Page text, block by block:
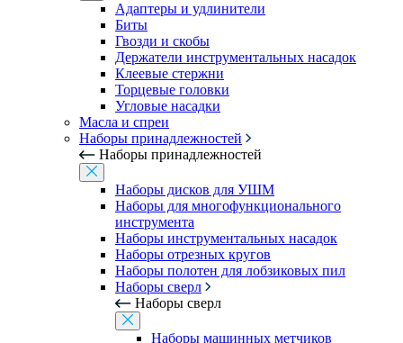
Адаптеры и удлинители
Биты
Гвозди и скобы
Держатели инструментальных насадок
Клеевые стержни
Торцевые головки
Угловые насадки
Масла и спреи
Наборы принадлежностей
Наборы принадлежностей
Наборы дисков для УШМ
Наборы для многофункционального
инструмента
Наборы инструментальных насадок
Наборы отрезных кругов
Наборы полотен для лобзиковых пил
Наборы сверл
Наборы сверл
Наборы машинных метчиков